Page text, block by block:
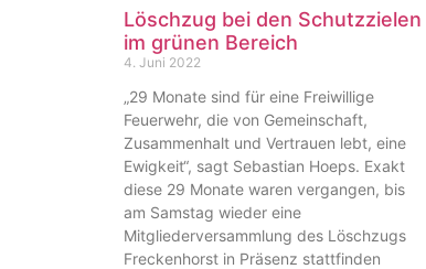
Löschzug bei den Schutzzielen
im grünen Bereich
4. Juni 2022
„29 Monate sind für eine Freiwillige
Feuerwehr, die von Gemeinschaft,
Zusammenhalt und Vertrauen lebt, eine
Ewigkeit“, sagt Sebastian Hoeps. Exakt
diese 29 Monate waren vergangen, bis
am Samstag wieder eine
Mitgliederversammlung des Löschzugs
Freckenhorst in Präsenz stattfinden